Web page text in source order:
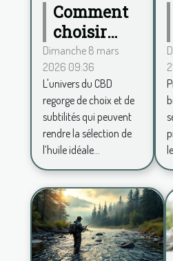
Comment
choisir
entre
spectre
complet et
large pour
votre huile
de CBD ?
Dimanche 8 mars
2026 09:36
L'univers du CBD
regorge de choix et de
subtilités qui peuvent
rendre la sélection de
l’huile idéale...